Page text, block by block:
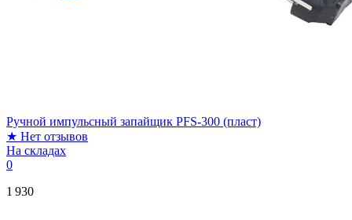
Ручной импульсный запайщик PFS-300 (пласт)
★ Нет отзывов
На складах
0
1 930